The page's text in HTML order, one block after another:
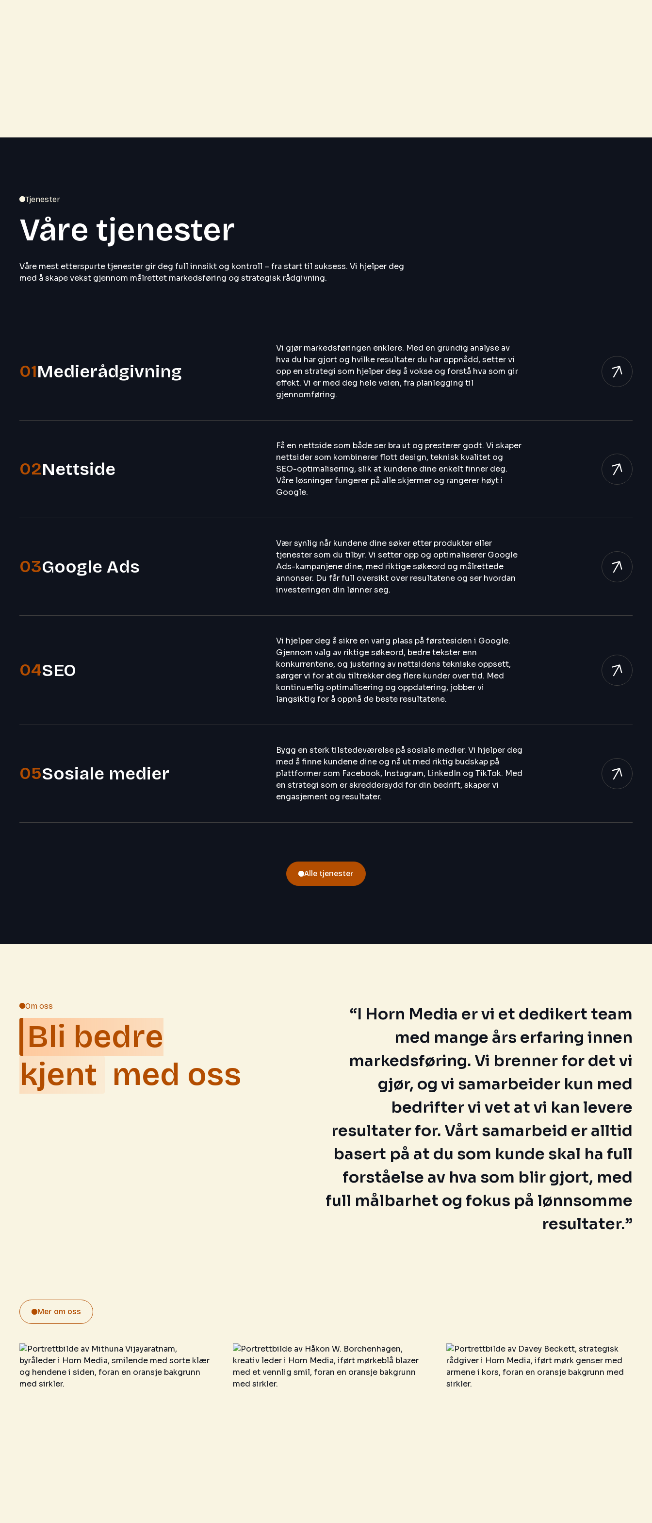
Tjenester
Våre tjenester
Våre mest etterspurte tjenester gir deg full innsikt og kontroll – fra start til suksess. Vi hjelper deg
med å skape vekst gjennom målrettet markedsføring og strategisk rådgivning.
01Medierådgivning
Vi gjør markedsføringen enklere. Med en grundig analyse av
hva du har gjort og hvilke resultater du har oppnådd, setter vi
opp en strategi som hjelper deg å vokse og forstå hva som gir
effekt. Vi er med deg hele veien, fra planlegging til
gjennomføring.
02Nettside
Få en nettside som både ser bra ut og presterer godt. Vi skaper
nettsider som kombinerer flott design, teknisk kvalitet og
SEO-optimalisering, slik at kundene dine enkelt finner deg.
Våre løsninger fungerer på alle skjermer og rangerer høyt i
Google.
03Google Ads
Vær synlig når kundene dine søker etter produkter eller
tjenester som du tilbyr. Vi setter opp og optimaliserer Google
Ads-kampanjene dine, med riktige søkeord og målrettede
annonser. Du får full oversikt over resultatene og ser hvordan
investeringen din lønner seg.
04SEO
Vi hjelper deg å sikre en varig plass på førstesiden i Google.
Gjennom valg av riktige søkeord, bedre tekster enn
konkurrentene, og justering av nettsidens tekniske oppsett,
sørger vi for at du tiltrekker deg flere kunder over tid. Med
kontinuerlig optimalisering og oppdatering, jobber vi
langsiktig for å oppnå de beste resultatene.
05Sosiale medier
Bygg en sterk tilstedeværelse på sosiale medier. Vi hjelper deg
med å finne kundene dine og nå ut med riktig budskap på
plattformer som Facebook, Instagram, LinkedIn og TikTok. Med
en strategi som er skreddersydd for din bedrift, skaper vi
engasjement og resultater.
Alle tjenester
Om oss
Bli bedre
kjent med oss
“I Horn Media er vi et dedikert team
med mange års erfaring innen
markedsføring. Vi brenner for det vi
gjør, og vi samarbeider kun med
bedrifter vi vet at vi kan levere
resultater for. Vårt samarbeid er alltid
basert på at du som kunde skal ha full
forståelse av hva som blir gjort, med
full målbarhet og fokus på lønnsomme
resultater.”
Mer om oss